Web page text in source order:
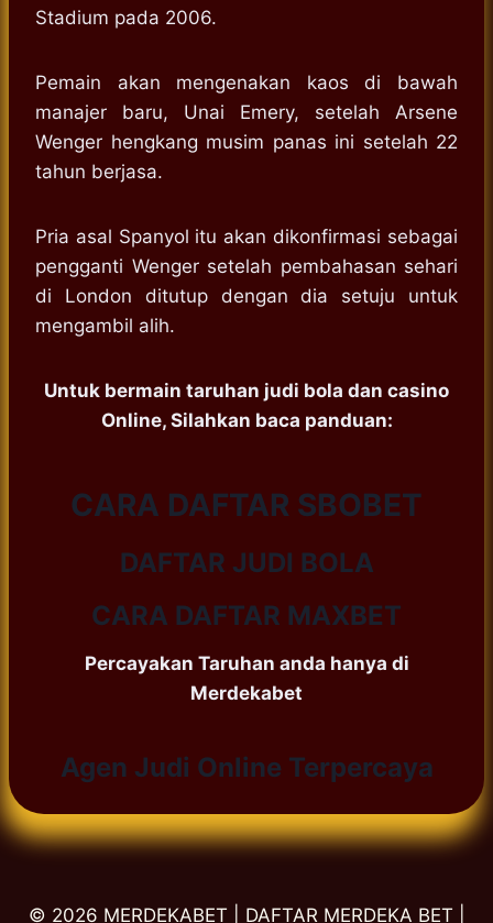
Stadium pada 2006.
Pemain akan mengenakan kaos di bawah
manajer baru, Unai Emery, setelah Arsene
Wenger hengkang musim panas ini setelah 22
tahun berjasa.
Pria asal Spanyol itu akan dikonfirmasi sebagai
pengganti Wenger setelah pembahasan sehari
di London ditutup dengan dia setuju untuk
mengambil alih.
Untuk bermain taruhan judi bola dan casino
Online, Silahkan baca panduan:
CARA DAFTAR SBOBET
DAFTAR JUDI BOLA
CARA DAFTAR MAXBET
Percayakan Taruhan anda hanya di
Merdekabet
Agen Judi Online Terpercaya
© 2026 MERDEKABET | DAFTAR MERDEKA BET |